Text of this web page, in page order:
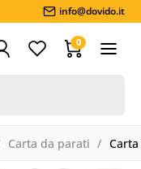
info@dovido.it
0
Carta da parati